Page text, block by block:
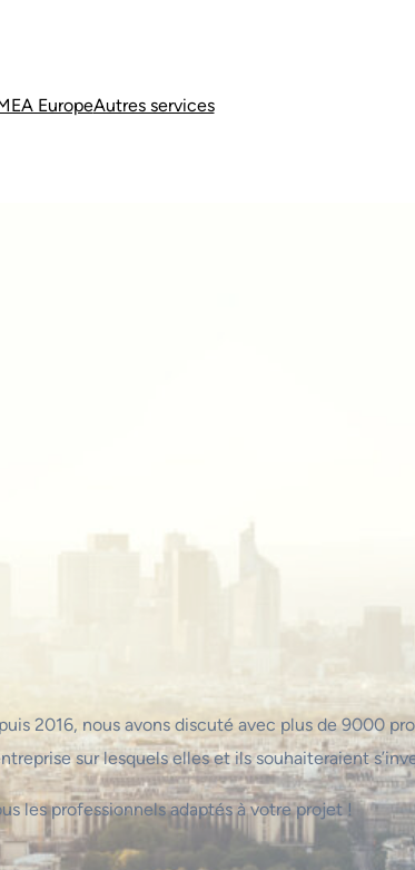
EuropeAutres services
2016, nous avons discuté avec plus de 9000
sur lesquels elles et ils souhaiteraient
les professionnels adaptés à votre projet !